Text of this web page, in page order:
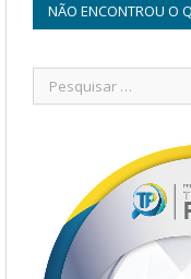
NÃO ENCONTROU O